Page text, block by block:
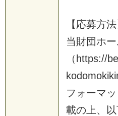
【応募方法
当財団ホー
（ https://be
kodomokiki
フ ォーマ ッ
載の 上、 以